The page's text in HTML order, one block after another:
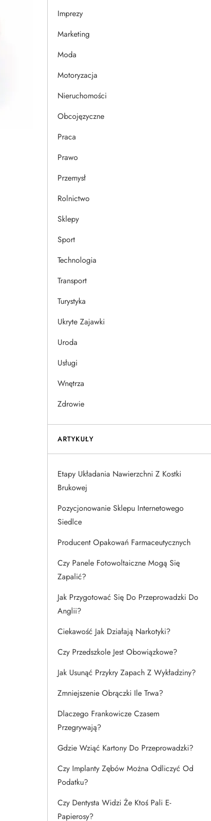
Imprezy
Marketing
Moda
Motoryzacja
Nieruchomości
Obcojęzyczne
Praca
Prawo
Przemysł
Rolnictwo
Sklepy
Sport
Technologia
Transport
Turystyka
Ukryte Zajawki
Uroda
Usługi
Wnętrza
Zdrowie
ARTYKUŁY
Etapy Układania Nawierzchni Z Kostki
Brukowej
Pozycjonowanie Sklepu Internetowego
Siedlce
Producent Opakowań Farmaceutycznych
Czy Panele Fotowoltaiczne Mogą Się
Zapalić?
Jak Przygotować Się Do Przeprowadzki Do
Anglii?
Ciekawość Jak Działają Narkotyki?
Czy Przedszkole Jest Obowiązkowe?
Jak Usunąć Przykry Zapach Z Wykładziny?
Zmniejszenie Obrączki Ile Trwa?
Dlaczego Frankowicze Czasem
Przegrywają?
Gdzie Wziąć Kartony Do Przeprowadzki?
Czy Implanty Zębów Można Odliczyć Od
Podatku?
Czy Dentysta Widzi Że Ktoś Pali E-
Papierosy?